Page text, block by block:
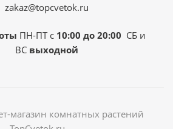
zakaz@topcvetok.ru
ПН-ПТ с 10:00 до 20:00 СБ и
ВС выходной
магазин комнатных растений